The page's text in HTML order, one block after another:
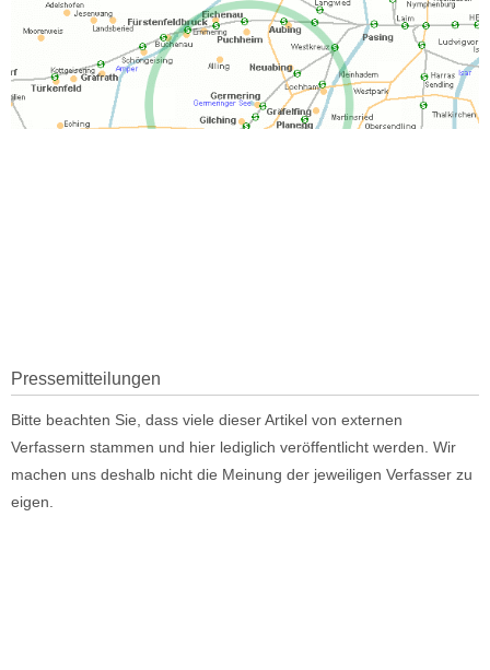
Pressemitteilungen
Bitte beachten Sie, dass viele dieser Artikel von externen
Verfassern stammen und hier lediglich veröffentlicht werden. Wir
machen uns deshalb nicht die Meinung der jeweiligen Verfasser zu
eigen.